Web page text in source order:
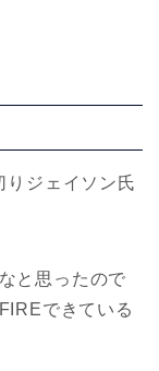
りジェイソン氏
と思ったので
できている